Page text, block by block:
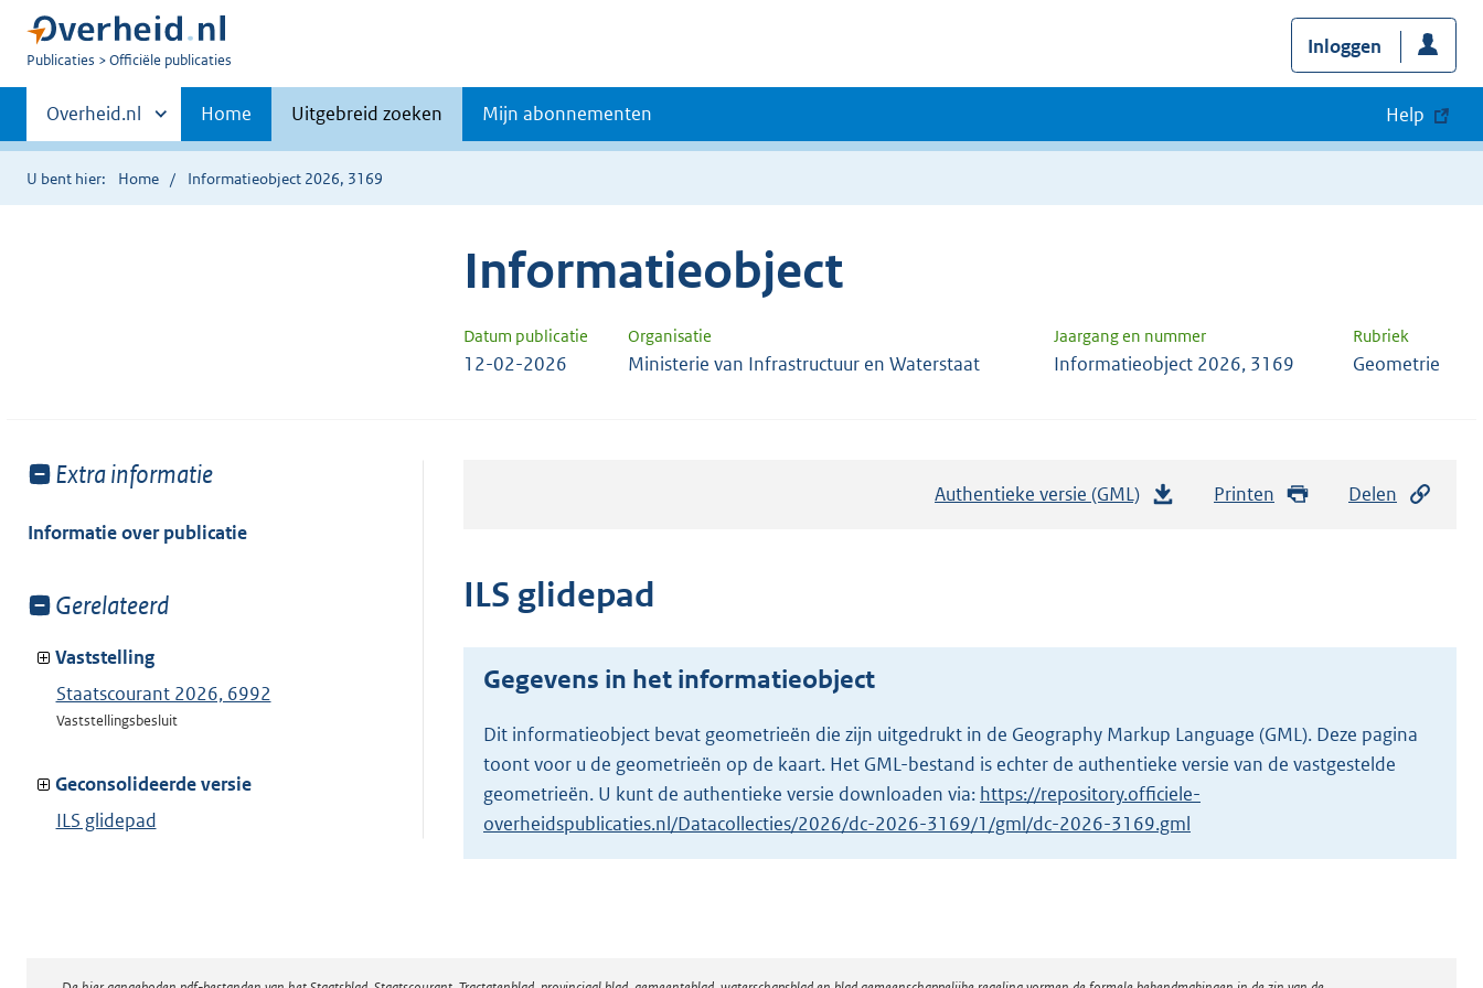
U
Publicaties Officiële publicaties
Inloggen
Primaire
navigatie
Andere
sites
binnen
Overheid.nl Home Uitgebreid zoeken Mijn abonnementen Help
U bent hier: Home Informatieobject 2026, 3169
Informatieobject
Datum publicatie Organisatie Jaargang en nummer Rubriek
12-02-2026 Ministerie van Infrastructuur en Waterstaat Informatieobject 2026, 3169 Geometrie
Toon
van:
Extra informatie
Informatie over publicatie
Toon
van:
Gerelateerd
Vaststelling
Staatscourant 2026, 6992
Vaststellingsbesluit
Geconsolideerde versie
ILS glidepad
Authentieke versie (GML)
n
g
r
o
o
Printen Delen
ILS glidepad
Gegevens in het informatieobject
Dit informatieobject bevat geometrieën die zijn uitgedrukt in de Geography Markup Language (GML). Deze pagina
toont voor u de geometrieën op de kaart. Het GML-bestand is echter de authentieke versie van de vastgestelde
geometrieën. U kunt de authentieke versie downloaden via: https://repository.officiele-
overheidspublicaties.nl/Datacollecties/2026/dc-2026-3169/1/gml/dc-2026-3169.gml